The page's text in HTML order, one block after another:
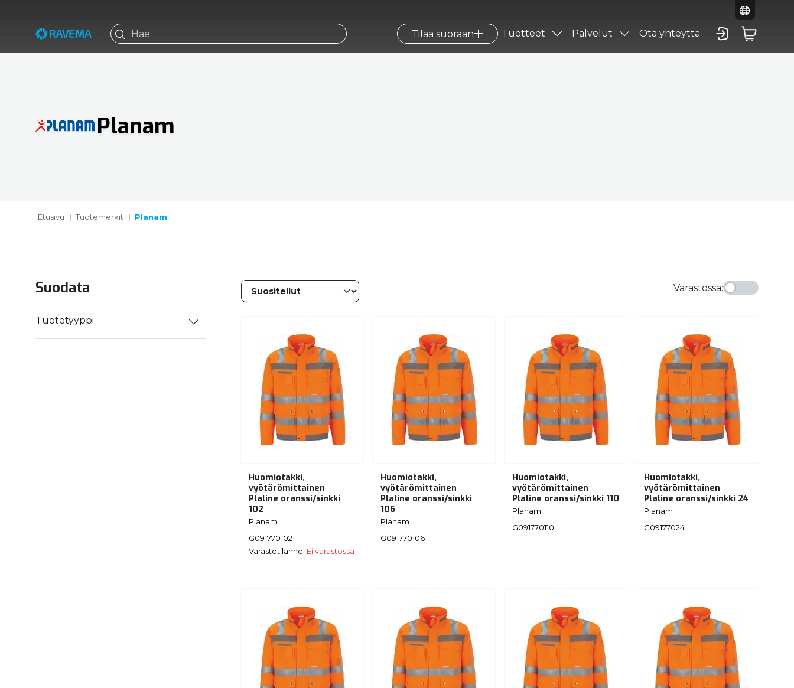
Tilaa suoraan Tuotteet Palvelut Ota yhteyttä
Etusivu Tuotemerkit Planam
Planam
Suodata
Tuotetyyppi
Varastossa:
Huomiotakki,
vyötärömittainen
Plaline oranssi/sinkki
102
Planam
G091770102
Varastotilanne: Ei varastossa
Huomiotakki,
vyötärömittainen
Plaline oranssi/sinkki
106
Planam
G091770106
Huomiotakki,
vyötärömittainen
Plaline oranssi/sinkki 110
Planam
G091770110
Huomiotakki,
vyötärömittainen
Plaline oranssi/sinkki 24
Planam
G09177024